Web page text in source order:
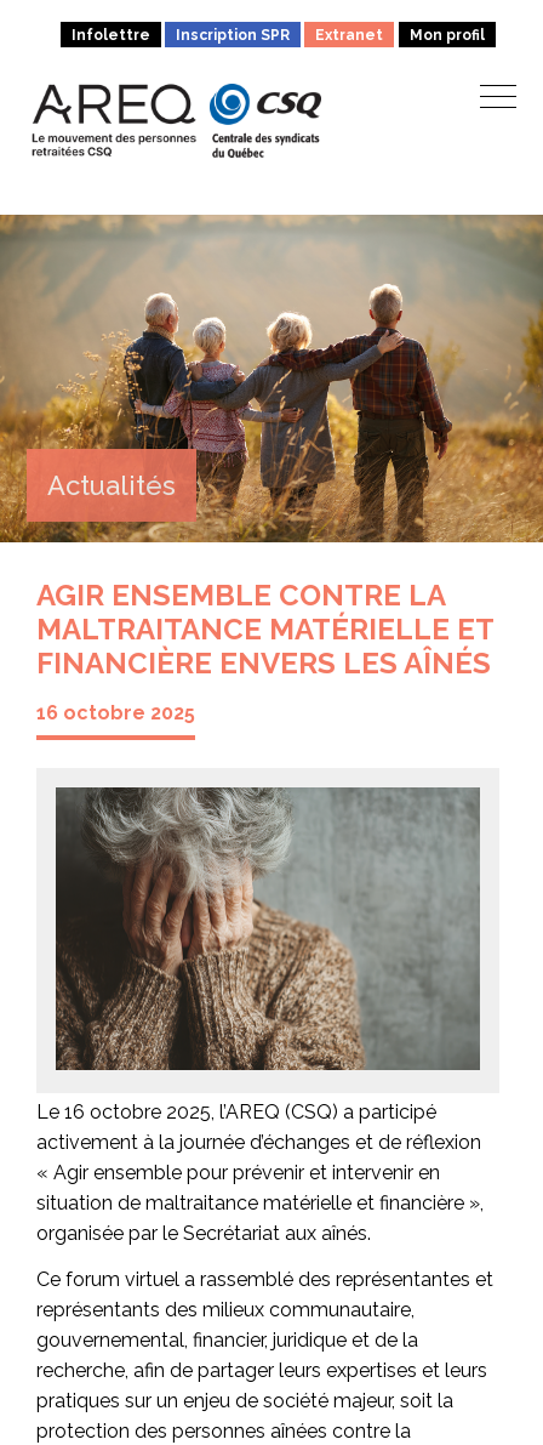
Infolettre Inscription SPR Extranet Mon profil
Actualités
AGIR ENSEMBLE CONTRE LA
MALTRAITANCE MATÉRIELLE ET
FINANCIÈRE ENVERS LES AÎNÉS
16 octobre 2025
Le 16 octobre 2025, l’AREQ (CSQ) a participé
activement à la journée d’échanges et de réflexion
« Agir ensemble pour prévenir et intervenir en
situation de maltraitance matérielle et financière »,
organisée par le Secrétariat aux aînés.
Ce forum virtuel a rassemblé des représentantes et
représentants des milieux communautaire,
gouvernemental, financier, juridique et de la
recherche, afin de partager leurs expertises et leurs
pratiques sur un enjeu de société majeur, soit la
protection des personnes aînées contre la